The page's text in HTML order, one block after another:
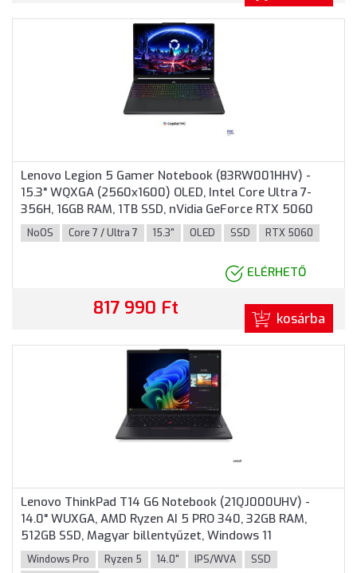
Lenovo Legion 5 Gamer Notebook (83RW001HHV) -
15.3" WQXGA (2560x1600) OLED, Intel Core Ultra 7-
356H, 16GB RAM, 1TB SSD, nVidia GeForce RTX 5060
8GB, Magyar billentyűzet, Operációs rendszer nélkül, 3
év garancia, Fekete színben
NoOS Core 7 / Ultra 7 15.3" OLED SSD RTX 5060
ELÉRHETŐ
817 990 Ft kosárba
Lenovo ThinkPad T14 G6 Notebook (21QJ000UHV) -
14.0" WUXGA, AMD Ryzen AI 5 PRO 340, 32GB RAM,
512GB SSD, Magyar billentyűzet, Windows 11
Professional, 3 év garancia, Fekete színben
Windows Pro Ryzen 5 14.0" IPS/WVA SSD